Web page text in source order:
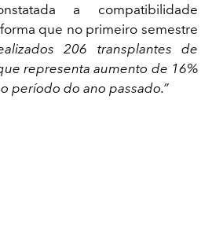
a compatibilidade
que no primeiro semestre
206 transplantes de
representa aumento de 16%
período do ano passado.”